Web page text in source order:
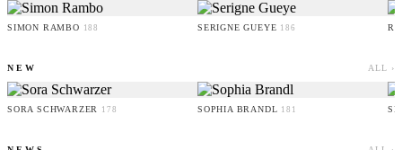
SIMON RAMBO 188 SERIGNE GUEYE 186
NEW ALL ›
SORA SCHWARZER 178 SOPHIA BRANDL 181